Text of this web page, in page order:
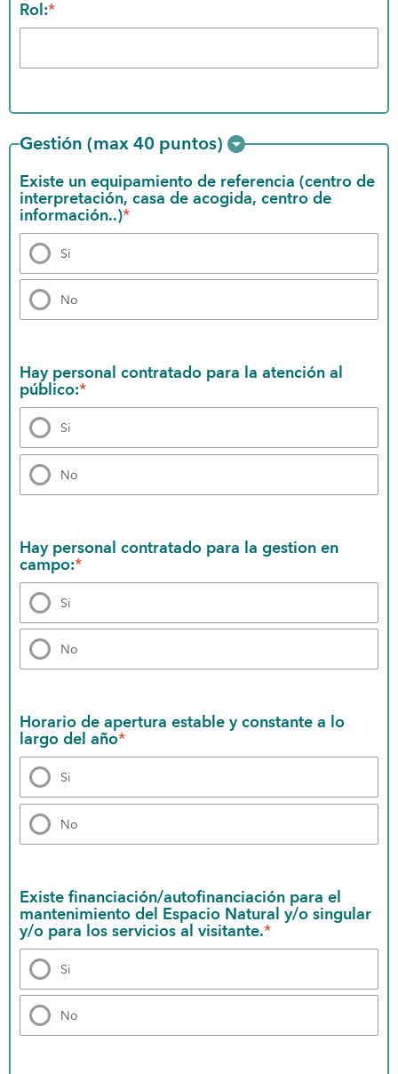
Rol:*
Gestión (max 40 puntos)
Existe un equipamiento de referencia (centro de
interpretación, casa de acogida, centro de
información..)*
Si
No
Hay personal contratado para la atención al
público:*
Si
No
Hay personal contratado para la gestion en
campo:*
Si
No
Horario de apertura estable y constante a lo
largo del año*
Si
No
Existe financiación/autofinanciación para el
mantenimiento del Espacio Natural y/o singular
y/o para los servicios al visitante.*
Si
No